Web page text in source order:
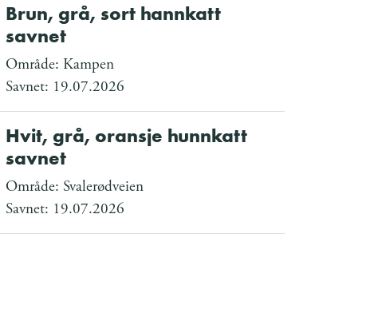
Brun, grå, sort hannkatt
savnet
Område: Kampen
Savnet: 19.07.2026
Hvit, grå, oransje hunnkatt
savnet
Område: Svalerødveien
Savnet: 19.07.2026